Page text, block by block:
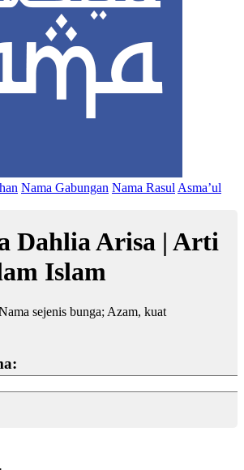
Nama Gabungan Nama Rasul Asma’ul
Dahlia Arisa | Arti
Islam
sejenis bunga; Azam, kuat